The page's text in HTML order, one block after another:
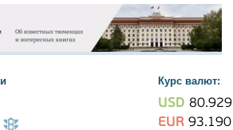
Курс валют:
USD
EUR